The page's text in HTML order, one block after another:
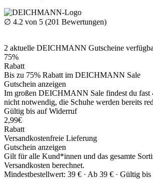
∅ 4.2 von 5 (201 Bewertungen)
2 aktuelle DEICHMANN Gutscheine
75%
Rabatt
Bis zu 75% Rabatt im DEICHMANN Sale
Gutschein anzeigen
Im großen DEICHMANN Sale findest du fast
nicht notwendig, die Schuhe werden bereits
Gültig bis auf Widerruf
2,99€
Rabatt
Versandkostenfreie Lieferung
Gutschein anzeigen
Gilt für alle Kund*innen und das gesamte
Versandkosten berechnet.
Mindestbestellwert: 39 € · Ab 39 € · Gültig bis